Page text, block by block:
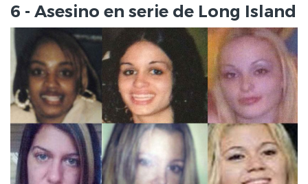
6 - Asesino en serie de Long Island